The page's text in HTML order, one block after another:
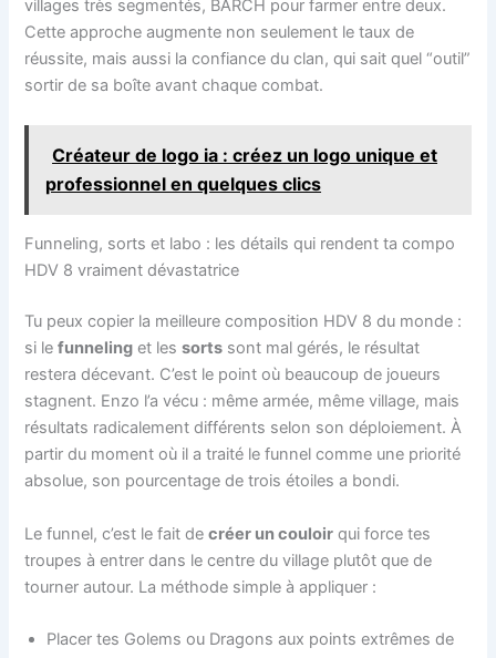
villages très segmentés, BARCH pour farmer entre deux.
Cette approche augmente non seulement le taux de
réussite, mais aussi la confiance du clan, qui sait quel “outil”
sortir de sa boîte avant chaque combat.
Créateur de logo ia : créez un logo unique et
professionnel en quelques clics
Funneling, sorts et labo : les détails qui rendent ta compo
HDV 8 vraiment dévastatrice
Tu peux copier la meilleure composition HDV 8 du monde :
si lefunneling et lessorts sont mal gérés, le résultat
restera décevant. C’est le point où beaucoup de joueurs
stagnent. Enzo l’a vécu : même armée, même village, mais
résultats radicalement différents selon son déploiement. À
partir du moment où il a traité le funnel comme une priorité
absolue, son pourcentage de trois étoiles a bondi.
Le funnel, c’est le fait decréer un couloir qui force tes
troupes à entrer dans le centre du village plutôt que de
tourner autour. La méthode simple à appliquer :
Placer tes Golems ou Dragons aux points extrêmes de